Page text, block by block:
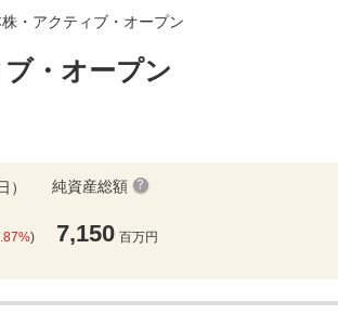
株・アクティブ・オープン
・オープン
）
)
純資産総額
7,150 百万円